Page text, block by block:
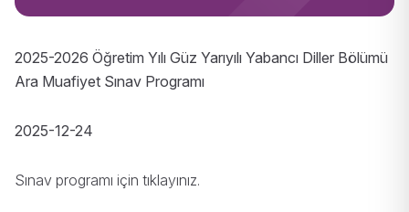
2025-2026 Öğretim Yılı Güz Yarıyılı Yabancı Diller Bölümü
Ara Muafiyet Sınav Programı
2025-12-24
Sınav programı için tıklayınız.